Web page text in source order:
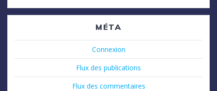
MÉTA
Connexion
Flux des publications
Flux des commentaires